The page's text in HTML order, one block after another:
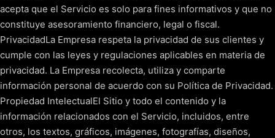
acepta que el Servicio es solo para fines informativos y que no
constituye asesoramiento financiero, legal o fiscal.
PrivacidadLa Empresa respeta la privacidad de sus clientes y
cumple con las leyes y regulaciones aplicables en materia de
privacidad. La Empresa recolecta, utiliza y comparte
información personal de acuerdo con su Política de Privacidad.
Propiedad IntelectualEl Sitio y todo el contenido y la
información relacionados con el Servicio, incluidos, entre
otros, los textos, gráficos, imágenes, fotografías, diseños,